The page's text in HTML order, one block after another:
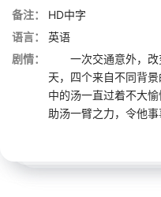
备注：
HD中字
语言：
英语
剧情：
一次交通意外，改
天，四个来自不同背
中的汤一直过着不大
助汤一臂之力，令他